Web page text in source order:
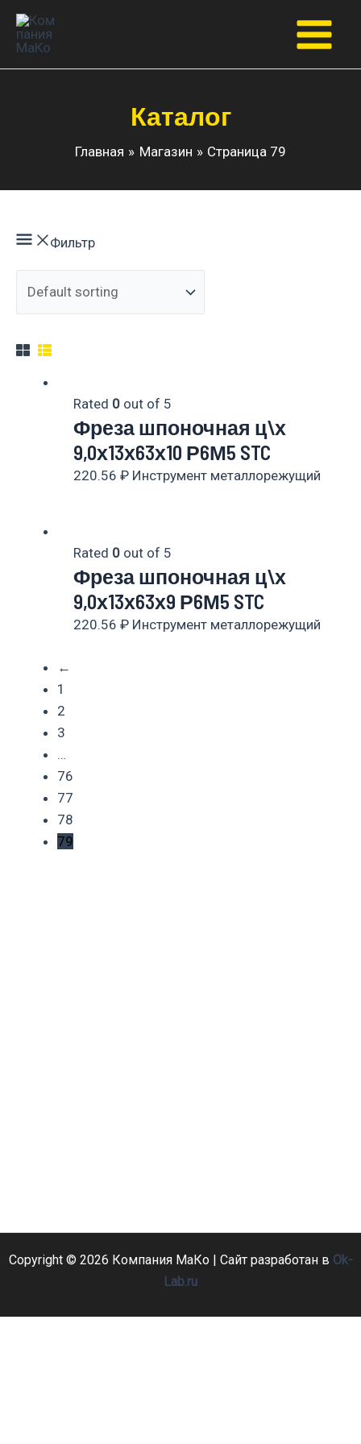
Перейти
содержимому
Main
Каталог
Главная Магазин Страница 79
Фильтр
Rated 0 out of 5
Фреза шпоночная ц\х
9,0х13х63х10 Р6М5 STC
220.56 ₽ Инструмент металлорежущий
Rated 0 out of 5
Фреза шпоночная ц\х
9,0х13х63х9 Р6М5 STC
220.56 ₽ Инструмент металлорежущий
←
1
2
3
…
76
77
78
79
Copyright © 2026 Компания МаКо | Сайт разработан в Ok-
Lab.ru